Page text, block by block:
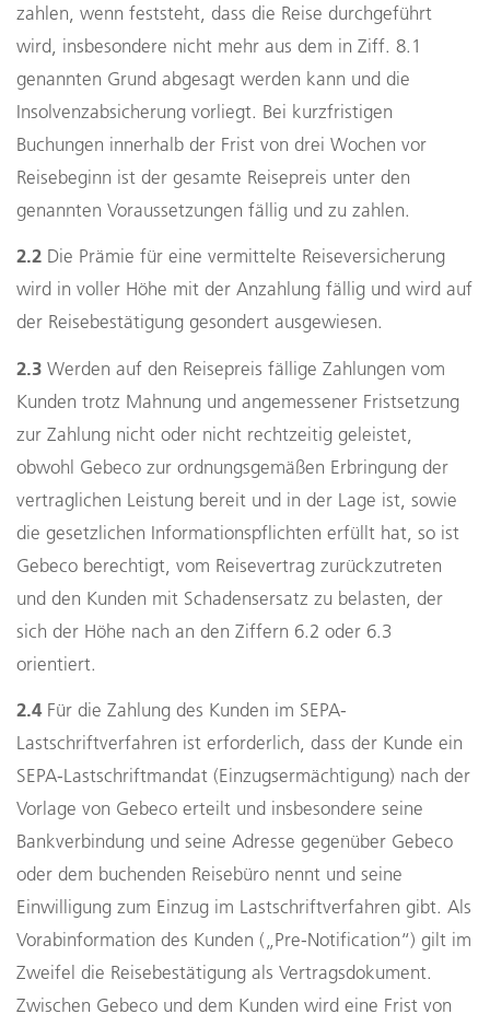
zahlen, wenn feststeht, dass die Reise durchgeführt
wird, insbesondere nicht mehr aus dem in Ziff. 8.1
genannten Grund abgesagt werden kann und die
Insolvenzabsicherung vorliegt. Bei kurzfristigen
Buchungen innerhalb der Frist von drei Wochen vor
Reisebeginn ist der gesamte Reisepreis unter den
genannten Voraussetzungen fällig und zu zahlen.
2.2 Die Prämie für eine vermittelte Reiseversicherung
wird in voller Höhe mit der Anzahlung fällig und wird auf
der Reisebestätigung gesondert ausgewiesen.
2.3 Werden auf den Reisepreis fällige Zahlungen vom
Kunden trotz Mahnung und angemessener Fristsetzung
zur Zahlung nicht oder nicht rechtzeitig geleistet,
obwohl Gebeco zur ordnungsgemäßen Erbringung der
vertraglichen Leistung bereit und in der Lage ist, sowie
die gesetzlichen Informationspflichten erfüllt hat, so ist
Gebeco berechtigt, vom Reisevertrag zurückzutreten
und den Kunden mit Schadensersatz zu belasten, der
sich der Höhe nach an den Ziffern 6.2 oder 6.3
orientiert.
2.4Für die Zahlung des Kunden im SEPA-
Lastschriftverfahren ist erforderlich, dass der Kunde ein
SEPA-Lastschriftmandat (Einzugsermächtigung) nach der
Vorlage von Gebeco erteilt und insbesondere seine
Bankverbindung und seine Adresse gegenüber Gebeco
oder dem buchenden Reisebüro nennt und seine
Einwilligung zum Einzug im Lastschriftverfahren gibt. Als
Vorabinformation des Kunden („Pre-Notification“) gilt im
Zweifel die Reisebestätigung als Vertragsdokument.
Zwischen Gebeco und dem Kunden wird eine Frist von